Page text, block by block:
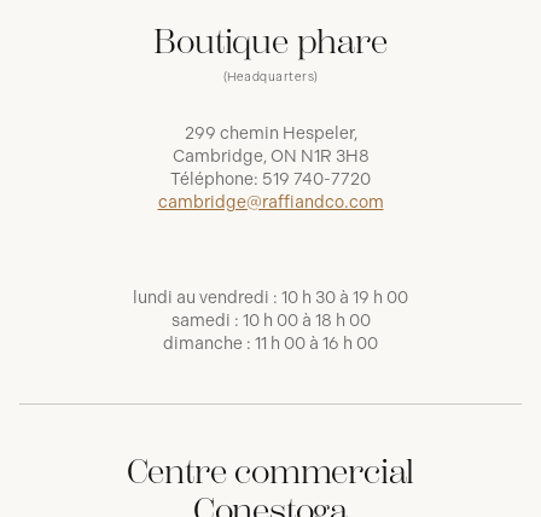
Boutique phare
(Headquarters)
299 chemin Hespeler,
Cambridge, ON N1R 3H8
Téléphone: 519 740-7720
cambridge@raffiandco.com
lundi au vendredi : 10 h 30 à 19 h 00
samedi : 10 h 00 à 18 h 00
dimanche : 11 h 00 à 16 h 00
Centre commercial